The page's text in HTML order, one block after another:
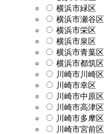
横浜市緑区
横浜市瀬谷区
横浜市栄区
横浜市泉区
横浜市青葉区
横浜市都筑区
川崎市川崎区
川崎市幸区
川崎市中原区
川崎市高津区
川崎市多摩区
川崎市宮前区